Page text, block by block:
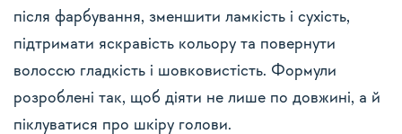
після фарбування, зменшити ламкість і сухість,
підтримати яскравість кольору та повернути
волоссю гладкість і шовковистість. Формули
розроблені так, щоб діяти не лише по довжині, а й
піклуватися про шкіру голови.